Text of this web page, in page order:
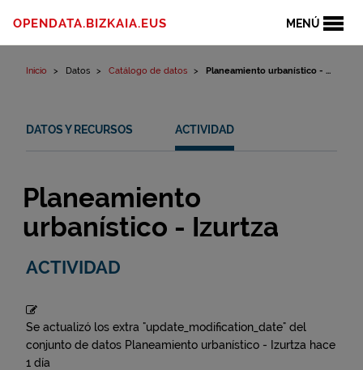
MENÚ
OPENDATA.BIZKAIA.EUS
Inicio Datos Catálogo de datos Planeamiento urbanístico - ...
DATOS Y RECURSOS ACTIVIDAD
Planeamiento
urbanístico - Izurtza
ACTIVIDAD
Se actualizó los extra "update_modification_date" del
conjunto de datos Planeamiento urbanístico - Izurtza hace
1 día